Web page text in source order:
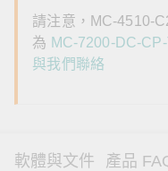
請注意，MC-4510-
為 MC-7200-DC-CP-
與我們聯絡
軟體與文件 產品